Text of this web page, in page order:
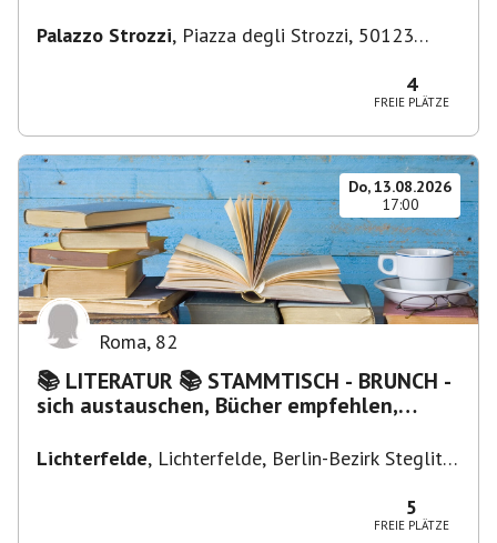
Palazzo Strozzi, Piazza degli Strozzi, 50123
4
FREIE PLÄTZE
Do, 13.08.2026
17:00
Roma, 82
📚 LITERATUR 📚 STAMMTISCH - BRUNCH -
sich austauschen, Bücher empfehlen,
Lichterfelde, Lichterfelde, Berlin-Bezirk Steglitz-
5
FREIE PLÄTZE